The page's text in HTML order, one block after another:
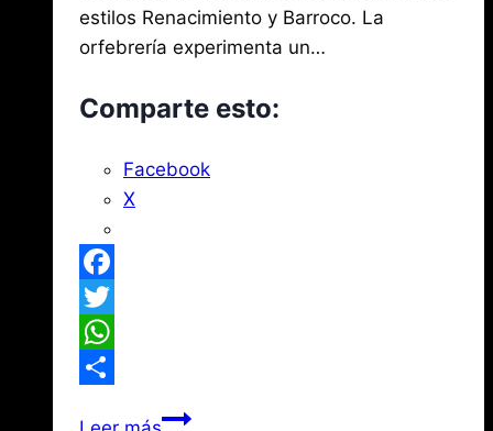
estilos Renacimiento y Barroco. La
orfebrería experimenta un…
Comparte esto:
Facebook
X
Facebook
Twitter
WhatsApp
Orfebreria